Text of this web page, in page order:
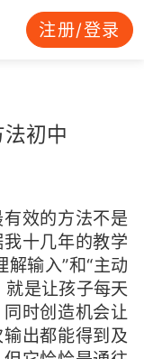
注册/登录
初中
效的方法不是
十几年的教学
输入”和“主动
就是让孩子每天
时创造机会让
出都能得到及